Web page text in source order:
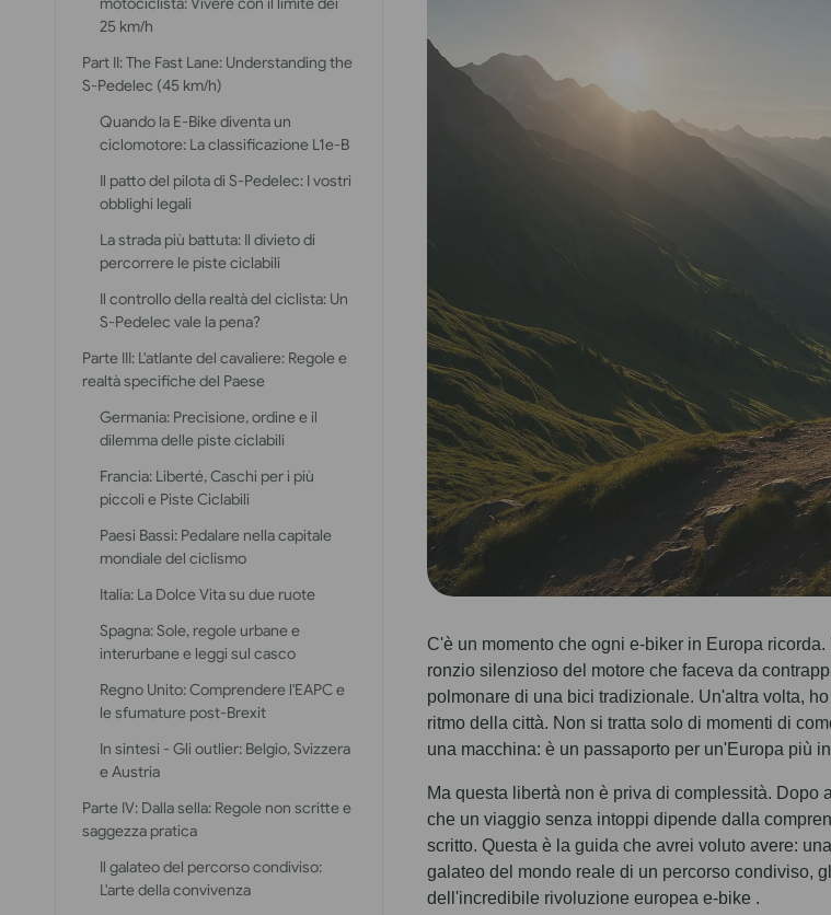
25 km/h
Part II: The Fast Lane: Understanding the
S-Pedelec (45 km/h)
Quando la E-Bike diventa un
ciclomotore: La classificazione L1e-B
Il patto del pilota di S-Pedelec: I vostri
obblighi legali
La strada più battuta: Il divieto di
percorrere le piste ciclabili
Il controllo della realtà del ciclista: Un
S-Pedelec vale la pena?
Parte III: L'atlante del cavaliere: Regole e
realtà specifiche del Paese
Germania: Precisione, ordine e il
dilemma delle piste ciclabili
Francia: Liberté, Caschi per i più
piccoli e Piste Ciclabili
Paesi Bassi: Pedalare nella capitale
mondiale del ciclismo
Italia: La Dolce Vita su due ruote
Spagna: Sole, regole urbane e
interurbane e leggi sul casco
Regno Unito: Comprendere l'EAPC e
le sfumature post-Brexit
In sintesi - Gli outlier: Belgio, Svizzera
e Austria
Parte IV: Dalla sella: Regole non scritte e
saggezza pratica
Il galateo del percorso condiviso:
L'arte della convivenza
C'è un momento che ogni e-biker in Europa
ronzio silenzioso del motore che faceva da
polmonare di una bici tradizionale. Un'altra volta,
ritmo della città. Non si tratta solo di momenti di
una macchina: è un passaporto per un'Europa più
Ma questa libertà non è priva di complessità.
che un viaggio senza intoppi dipende dalla
scritto. Questa è la guida che avrei voluto avere:
galateo del mondo reale di un percorso condiviso,
dell'incredibile rivoluzione europea e-bike .